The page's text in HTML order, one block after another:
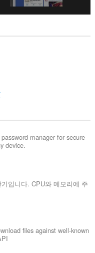
manager for secure
device.
입니다. CPU와 메모리에 주
files against well-known